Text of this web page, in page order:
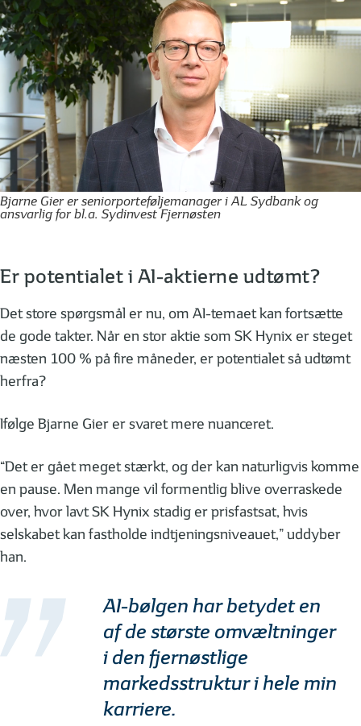
Bjarne Gier er seniorporteføljemanager i AL Sydbank og
ansvarlig for bl.a. Sydinvest Fjernøsten
Er potentialet i AI-aktierne udtømt?
Det store spørgsmål er nu, om AI-temaet kan fortsætte
de gode takter. Når en stor aktie som SK Hynix er steget
næsten 100 % på fire måneder, er potentialet så udtømt
herfra?
Ifølge Bjarne Gier er svaret mere nuanceret.
“Det er gået meget stærkt, og der kan naturligvis komme
en pause. Men mange vil formentlig blive overraskede
over, hvor lavt SK Hynix stadig er prisfastsat, hvis
selskabet kan fastholde indtjeningsniveauet,” uddyber
han.
AI-bølgen har betydet en
af de største omvæltninger
i den fjernøstlige
markedsstruktur i hele min
karriere.